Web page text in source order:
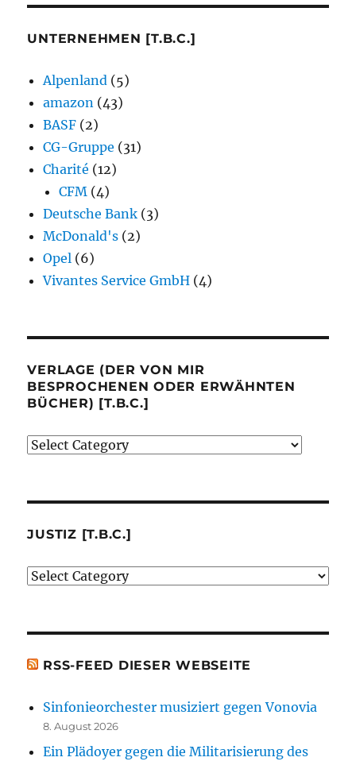
UNTERNEHMEN [T.B.C.]
Alpenland (5)
amazon (43)
BASF (2)
CG-Gruppe (31)
Charité (12)
CFM (4)
Deutsche Bank (3)
McDonald's (2)
Opel (6)
Vivantes Service GmbH (4)
VERLAGE (DER VON MIR
BESPROCHENEN ODER ERWÄHNTEN
BÜCHER) [T.B.C.]
Verlage
besprochenen
erwähnten
JUSTIZ [T.B.C.]
Justiz
RSS-FEED DIESER WEBSEITE
Sinfonieorchester musiziert gegen Vonovia
8. August 2026
Ein Plädoyer gegen die Militarisierung des